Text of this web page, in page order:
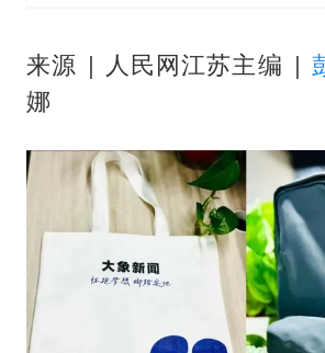
来源 | 人民网江苏主编 |
娜